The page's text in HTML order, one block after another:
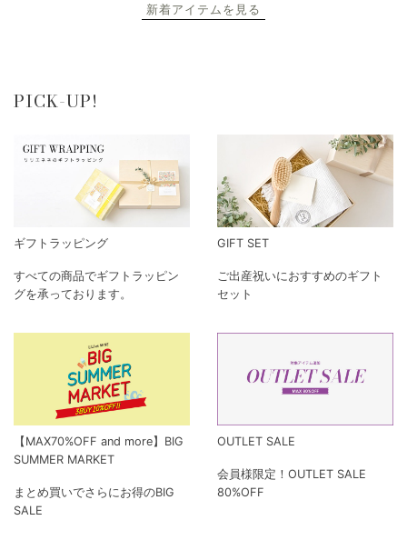
新着アイテムを見る
PICK-UP!
ギフトラッピング
すべての商品でギフトラッピン
グを承っております。
GIFT SET
ご出産祝いにおすすめのギフト
セット
【MAX70%OFF and more】BIG
SUMMER MARKET
まとめ買いでさらにお得のBIG
SALE
OUTLET SALE
会員様限定！OUTLET SALE
80%OFF